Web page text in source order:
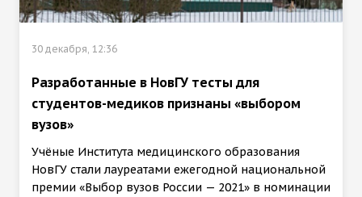
30 декабря, 12:36
Разработанные в НовГУ тесты для
студентов-медиков признаны «выбором
вузов»
Учёные Института медицинского образования
НовГУ стали лауреатами ежегодной национальной
премии «Выбор вузов России — 2021» в номинации